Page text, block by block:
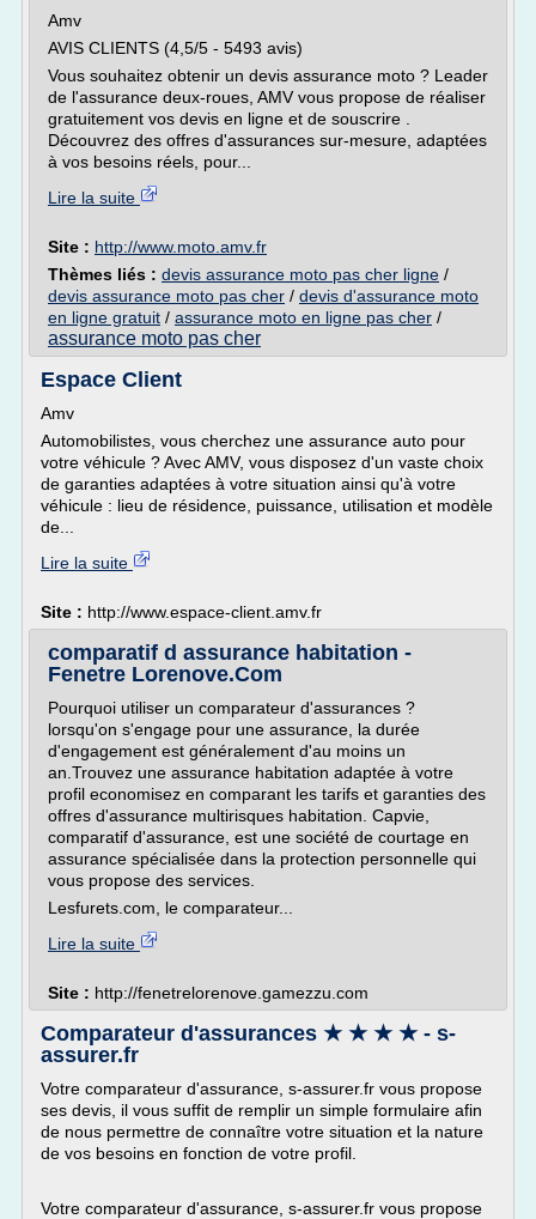
Amv
AVIS CLIENTS (4,5/5 - 5493 avis)
Vous souhaitez obtenir un devis assurance moto ? Leader
de l'assurance deux-roues, AMV vous propose de réaliser
gratuitement vos devis en ligne et de souscrire .
Découvrez des offres d'assurances sur-mesure, adaptées
à vos besoins réels, pour...
Lire la suite
Site : http://www.moto.amv.fr
Thèmes liés : devis assurance moto pas cher ligne /
devis assurance moto pas cher / devis d'assurance moto
en ligne gratuit / assurance moto en ligne pas cher /
assurance moto pas cher
Espace Client
Amv
Automobilistes, vous cherchez une assurance auto pour
votre véhicule ? Avec AMV, vous disposez d'un vaste choix
de garanties adaptées à votre situation ainsi qu'à votre
véhicule : lieu de résidence, puissance, utilisation et modèle
de...
Lire la suite
Site : http://www.espace-client.amv.fr
comparatif d assurance habitation -
Fenetre Lorenove.Com
Pourquoi utiliser un comparateur d'assurances ?
lorsqu'on s'engage pour une assurance, la durée
d'engagement est généralement d'au moins un
an.Trouvez une assurance habitation adaptée à votre
profil economisez en comparant les tarifs et garanties des
offres d'assurance multirisques habitation. Capvie,
comparatif d'assurance, est une société de courtage en
assurance spécialisée dans la protection personnelle qui
vous propose des services.
Lesfurets.com, le comparateur...
Lire la suite
Site : http://fenetrelorenove.gamezzu.com
Comparateur d'assurances ★ ★ ★ ★ - s-
assurer.fr
Votre comparateur d'assurance, s-assurer.fr vous propose
ses devis, il vous suffit de remplir un simple formulaire afin
de nous permettre de connaître votre situation et la nature
de vos besoins en fonction de votre profil.
Votre comparateur d'assurance, s-assurer.fr vous propose